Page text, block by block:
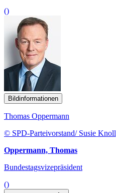
()
Bildinformationen
Thomas Oppermann
© SPD-Parteivorstand/ Susie Knoll
Oppermann, Thomas
Bundestagsvizepräsident
()